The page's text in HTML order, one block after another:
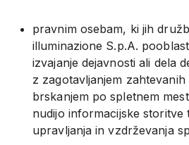
pravnim osebam, ki jih
illuminazione S.p.A.
izvajanje dejavnosti ali dela
z zagotavljanjem
brskanjem po spletnem
nudijo informacijske storitve
upravljanja in vzdrževanja